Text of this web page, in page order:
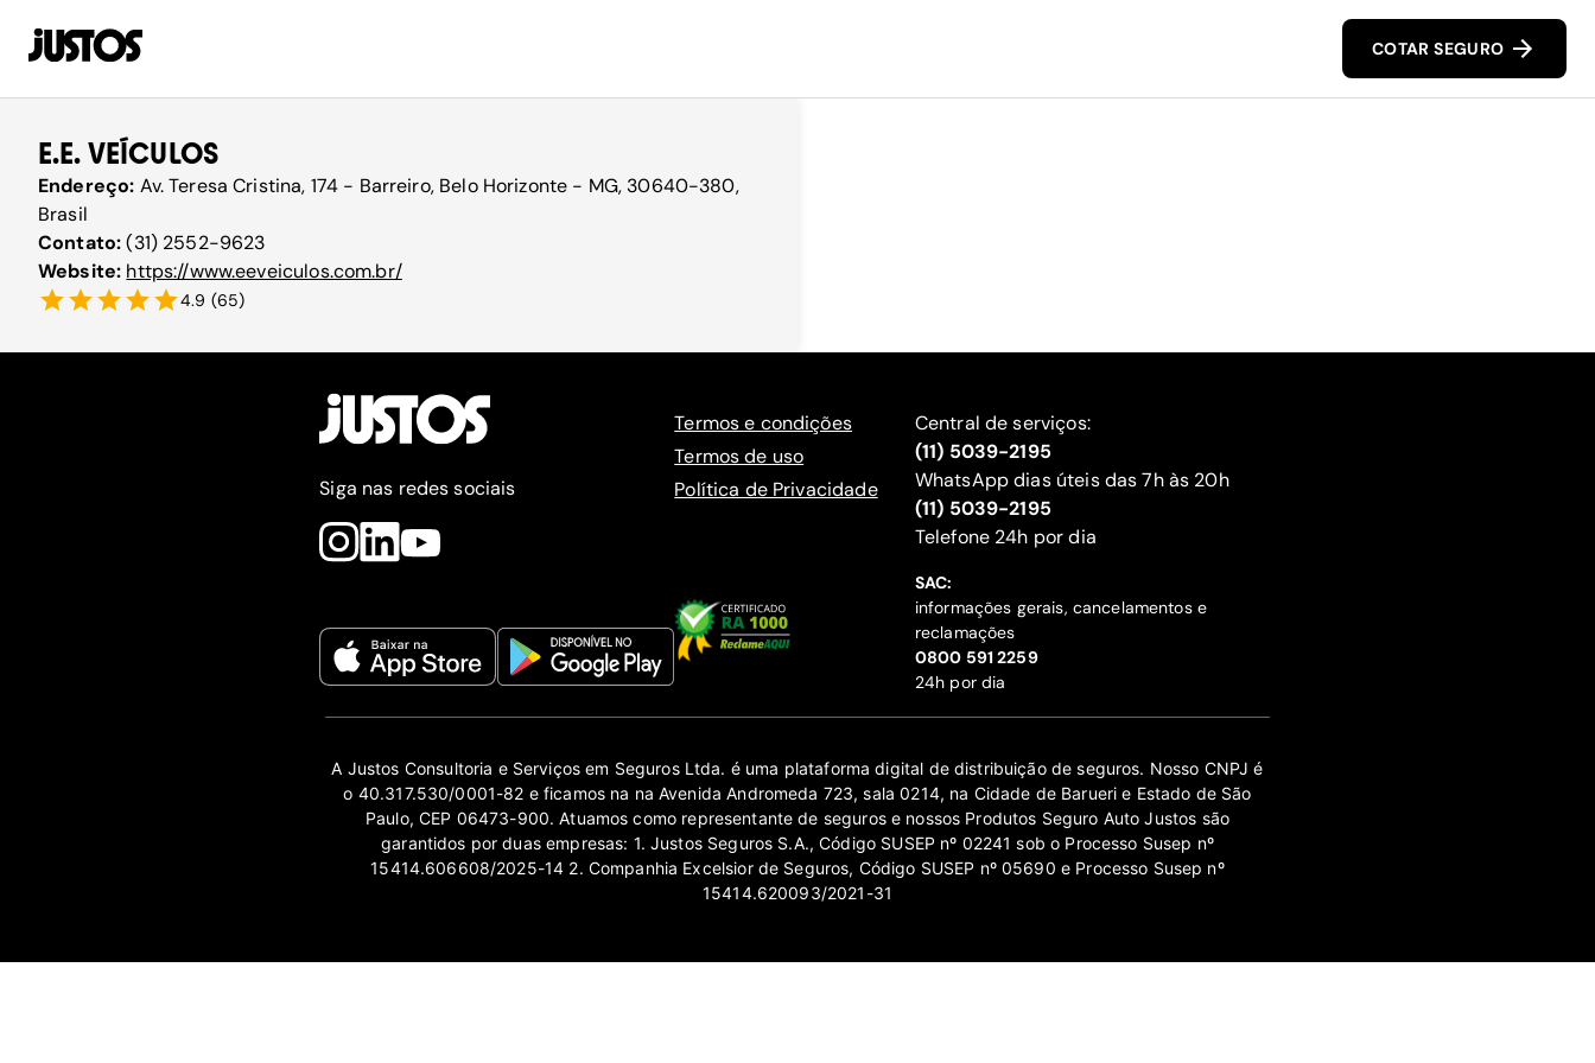
COTAR SEGURO
E.E. VEÍCULOS
Endereço: Av. Teresa Cristina, 174 - Barreiro, Belo Horizonte - MG, 30640-380,
Brasil
Contato:(31) 2552-9623
Website: https://www.eeveiculos.com.br/
4.9 (65)
Siga nas redes sociais
Termos e condições
Termos de uso
Política de Privacidade
Central de serviços:
(11) 5039-2195
WhatsApp dias úteis das 7h às 20h
(11) 5039-2195
‍Telefone 24h por dia
SAC:
informações gerais, cancelamentos e
reclamações
‍0800 591 2259
24h por dia
A Justos Consultoria e Serviços em Seguros Ltda. é uma plataforma digital de distribuição de seguros. Nosso CNPJ é
o 40.317.530/0001-82 e ficamos na na Avenida Andromeda 723, sala 0214, na Cidade de Barueri e Estado de São
Paulo, CEP 06473-900. Atuamos como representante de seguros e nossos Produtos Seguro Auto Justos são
garantidos por duas empresas: 1. Justos Seguros S.A., Código SUSEP nº 02241 sob o Processo Susep nº
15414.606608/2025-14 2. Companhia Excelsior de Seguros, Código SUSEP nº 05690 e Processo Susep nº
15414.620093/2021-31